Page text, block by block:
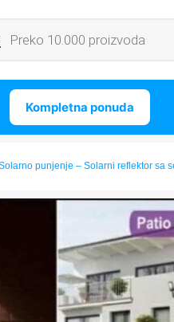
Kompletna ponuda
punjenje – Solarni reflektor sa